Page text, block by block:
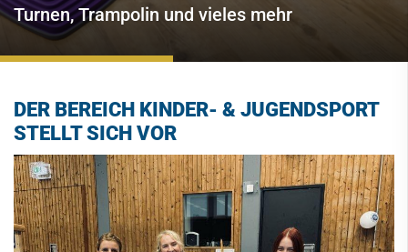
Turnen, Trampolin und vieles mehr
DER BEREICH KINDER- & JUGENDSPORT
STELLT SICH VOR